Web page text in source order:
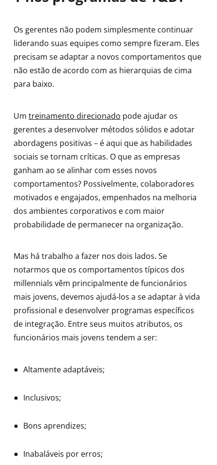
Os gerentes não podem simplesmente continuar
liderando suas equipes como sempre fizeram. Eles
precisam se adaptar a novos comportamentos que
não estão de acordo com as hierarquias de cima
para baixo.
Um treinamento direcionado pode ajudar os
gerentes a desenvolver métodos sólidos e adotar
abordagens positivas – é aqui que as habilidades
sociais se tornam críticas. O que as empresas
ganham ao se alinhar com esses novos
comportamentos? Possivelmente, colaboradores
motivados e engajados, empenhados na melhoria
dos ambientes corporativos e com maior
probabilidade de permanecer na organização.
Mas há trabalho a fazer nos dois lados. Se
notarmos que os comportamentos típicos dos
millennials vêm principalmente de funcionários
mais jovens, devemos ajudá-los a se adaptar à vida
profissional e desenvolver programas específicos
de integração. Entre seus muitos atributos, os
funcionários mais jovens tendem a ser:
Altamente adaptáveis;
Inclusivos;
Bons aprendizes;
Inabaláveis por erros;